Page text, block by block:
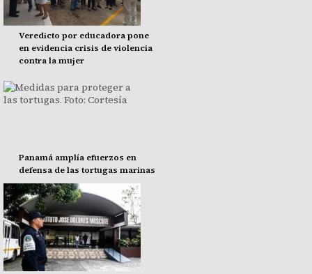
Veredicto por educadora pone
en evidencia crisis de violencia
contra la mujer
Panamá amplía efuerzos en
defensa de las tortugas marinas